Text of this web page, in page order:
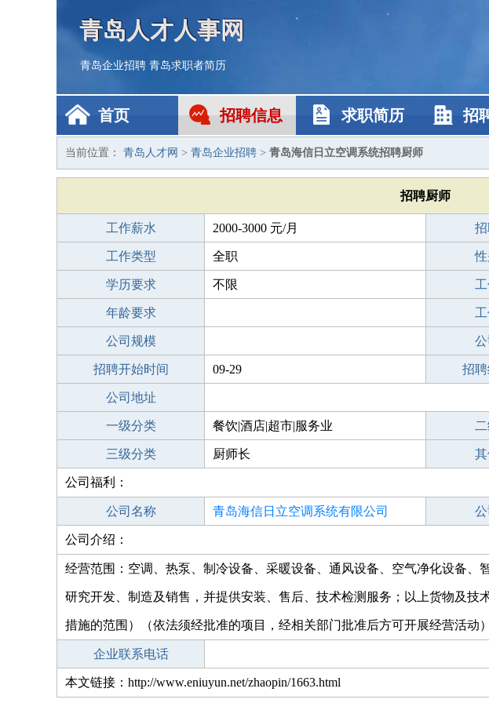
青岛人才人事网
青岛企业招聘 青岛求职者简历
首页 招聘信息 求职简历 招
当前位置： 青岛人才网 > 青岛企业招聘 > 青岛海信日立空调系统招聘厨师
招聘厨师
工作薪水 2000-3000 元/月
工作类型 全职
学历要求 不限
年龄要求
公司规模
招聘开始时间 09-29 招
公司地址
一级分类 餐饮|酒店|超市|服务业
三级分类 厨师长
公司福利：
公司名称 青岛海信日立空调系统有限公司
公司介绍：
经营范围：空调、热泵、制冷设备、采暖设备、通风设备、空气净化设备、
研究开发、制造及销售，并提供安装、售后、技术检测服务；以上货物及技
措施的范围）（依法须经批准的项目，经相关部门批准后方可开展经营活动）
企业联系电话
本文链接：http://www.eniuyun.net/zhaopin/1663.html